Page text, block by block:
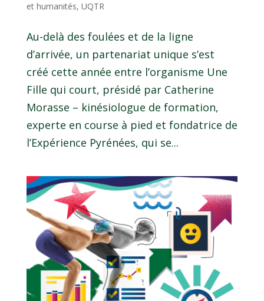
et humanités, UQTR
Au-delà des foulées et de la ligne
d’arrivée, un partenariat unique s’est
créé cette année entre l’organisme Une
Fille qui court, présidé par Catherine
Morasse – kinésiologue de formation,
experte en course à pied et fondatrice de
l’Expérience Pyrénées, qui se...